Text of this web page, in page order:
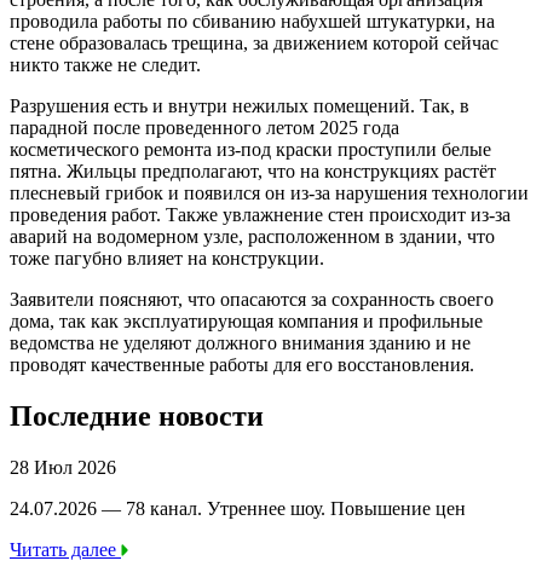
проводила работы по сбиванию набухшей штукатурки, на
стене образовалась трещина, за движением которой сейчас
никто также не следит.
Разрушения есть и внутри нежилых помещений. Так, в
парадной после проведенного летом 2025 года
косметического ремонта из-под краски проступили белые
пятна. Жильцы предполагают, что на конструкциях растёт
плесневый грибок и появился он из-за нарушения технологии
проведения работ. Также увлажнение стен происходит из-за
аварий на водомерном узле, расположенном в здании, что
тоже пагубно влияет на конструкции.
Заявители поясняют, что опасаются за сохранность своего
дома, так как эксплуатирующая компания и профильные
ведомства не уделяют должного внимания зданию и не
проводят качественные работы для его восстановления.
Последние новости
28 Июл 2026
24.07.2026 — 78 канал. Утреннее шоу. Повышение цен
Читать далее